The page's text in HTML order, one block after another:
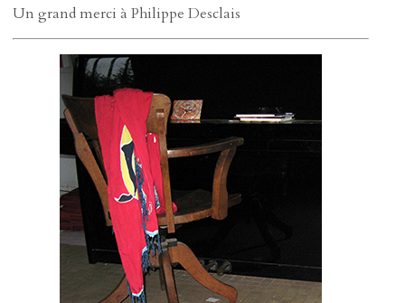
Un grand merci à Philippe Desclais